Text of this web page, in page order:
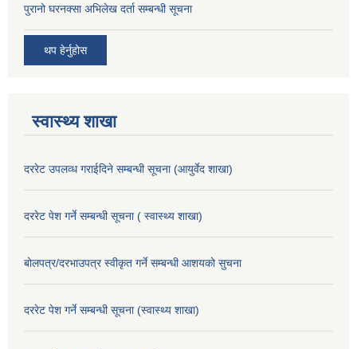
पुरानो घरनक्सा अभिलेख दर्ता सम्बन्धी सूचना
थप हेर्नुहोस
स्वास्थ्य शाखा
दररेट उपलव्ध गराईदिने सम्बन्धी सूचना (आयुर्वेद शाखा)
दररेट पेश गर्ने सम्बन्धी सूचना ( स्वास्थ्य शाखा)
बोलपत्र/दरभाउपत्र स्वीकृत गर्ने सम्बन्धी आशयको सुचना
दररेट पेश गर्ने सम्बन्धी सूचना (स्वास्थ्य शाखा)